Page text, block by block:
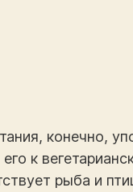
конечно,
к
рыба и